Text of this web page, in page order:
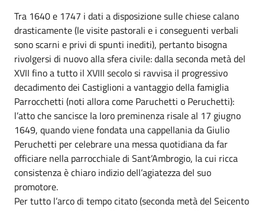
Tra 1640 e 1747 i dati a disposizione sulle chiese calano
drasticamente (le visite pastorali e i conseguenti verbali
sono scarni e privi di spunti inediti), pertanto bisogna
rivolgersi di nuovo alla sfera civile: dalla seconda metà del
XVII fino a tutto il XVIII secolo si ravvisa il progressivo
decadimento dei Castiglioni a vantaggio della famiglia
Parrocchetti (noti allora come Paruchetti o Peruchetti):
l’atto che sancisce la loro preminenza risale al 17 giugno
1649, quando viene fondata una cappellania da Giulio
Peruchetti per celebrare una messa quotidiana da far
officiare nella parrocchiale di Sant’Ambrogio, la cui ricca
consistenza è chiaro indizio dell’agiatezza del suo
promotore.
Per tutto l’arco di tempo citato (seconda metà del Seicento